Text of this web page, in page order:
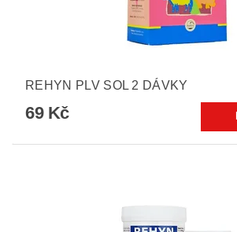
REHYN PLV SOL 2 DÁVKY
69 Kč